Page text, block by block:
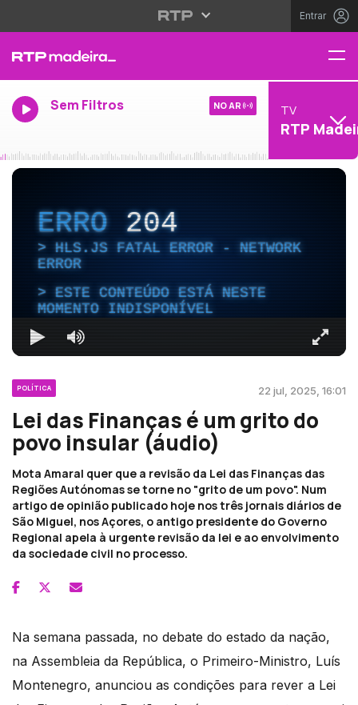
Entrar
Sem Filtros NO AR TV
RTP
ERRO204
HLS.JS FATAL ERROR - NETWORK
ERROR
ESTE CONTEÚDO ESTÁ NESTE
MOMENTO INDISPONÍVEL
POLÍTICA 22 jul, 2025, 16:01
Lei das Finanças é um grito do
povo insular (áudio)
Mota Amaral quer que a revisão da Lei das Finanças das
Regiões Autónomas se torne no "grito de um povo". Num
artigo de opinião publicado hoje nos três jornais diários de
São Miguel, nos Açores, o antigo presidente do Governo
Regional apela à urgente revisão da lei e ao envolvimento
da sociedade civil no processo.
Na semana passada, no debate do estado da nação,
na Assembleia da República, o Primeiro-Ministro, Luís
Montenegro, anunciou as condições para rever a Lei